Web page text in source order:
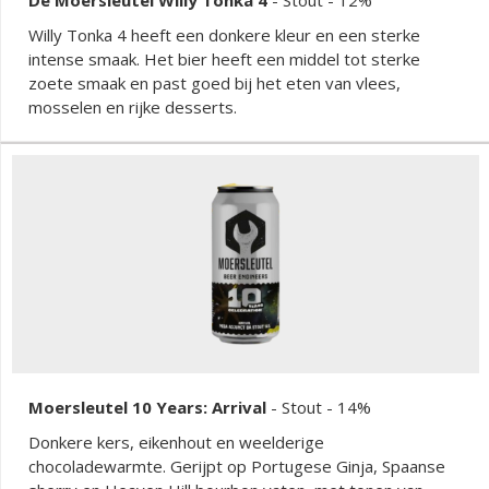
Willy Tonka 4 heeft een donkere kleur en een sterke
intense smaak. Het bier heeft een middel tot sterke
zoete smaak en past goed bij het eten van vlees,
mosselen en rijke desserts.
Moersleutel 10 Years: Arrival - Stout - 14%
Donkere kers, eikenhout en weelderige
chocoladewarmte. Gerijpt op Portugese Ginja, Spaanse